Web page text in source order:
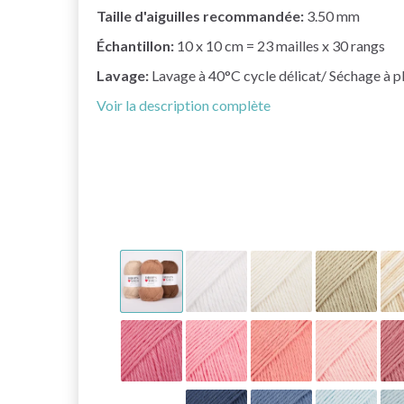
Taille d'aiguilles recommandée: 3.50 mm
Échantillon: 10 x 10 cm = 23 mailles x 30 rangs
Lavage: Lavage à 40°C cycle délicat/ Séchage à
Voir la description complète